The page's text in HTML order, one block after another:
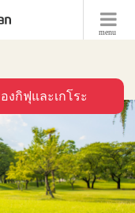
menu
กิฟุและเกโระ